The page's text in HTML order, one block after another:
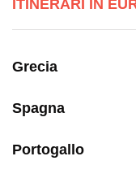
ITINERARI IN
Grecia
Spagna
Portogallo